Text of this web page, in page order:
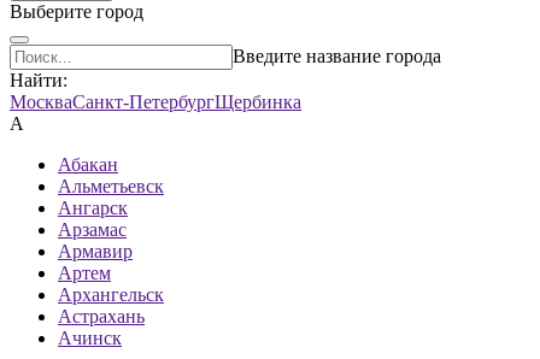
Выберите город
Введите название города
Найти:
МоскваСанкт-ПетербургЩербинка
А
Абакан
Альметьевск
Ангарск
Арзамас
Армавир
Артем
Архангельск
Астрахань
Ачинск